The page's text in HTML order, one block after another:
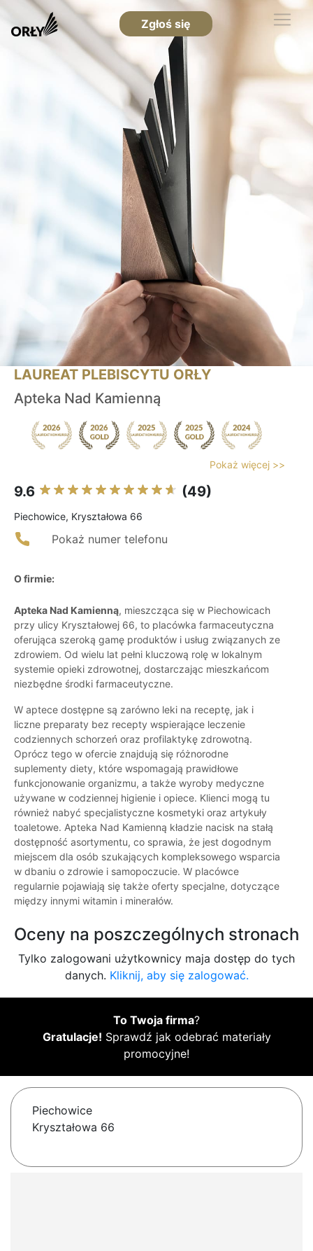
Zgłoś się
LAUREAT PLEBISCYTU ORŁY
Apteka Nad Kamienną
Pokaż więcej >>
9.6 (49)
Piechowice, Kryształowa 66
Pokaż numer telefonu
O firmie:
Apteka Nad Kamienną, mieszcząca się w Piechowicach
przy ulicy Kryształowej 66, to placówka farmaceutyczna
oferująca szeroką gamę produktów i usług związanych ze
zdrowiem. Od wielu lat pełni kluczową rolę w lokalnym
systemie opieki zdrowotnej, dostarczając mieszkańcom
niezbędne środki farmaceutyczne.
W aptece dostępne są zarówno leki na receptę, jak i
liczne preparaty bez recepty wspierające leczenie
codziennych schorzeń oraz profilaktykę zdrowotną.
Oprócz tego w ofercie znajdują się różnorodne
suplementy diety, które wspomagają prawidłowe
funkcjonowanie organizmu, a także wyroby medyczne
używane w codziennej higienie i opiece. Klienci mogą tu
również nabyć specjalistyczne kosmetyki oraz artykuły
toaletowe. Apteka Nad Kamienną kładzie nacisk na stałą
dostępność asortymentu, co sprawia, że jest dogodnym
miejscem dla osób szukających kompleksowego wsparcia
w dbaniu o zdrowie i samopoczucie. W placówce
regularnie pojawiają się także oferty specjalne, dotyczące
między innymi witamin i minerałów.
Oceny na poszczególnych stronach
Tylko zalogowani użytkownicy maja dostęp do tych
danych. Kliknij, aby się zalogować.
To Twoja firma?
Gratulacje! Sprawdź jak odebrać materiały
promocyjne!
Piechowice
Kryształowa 66